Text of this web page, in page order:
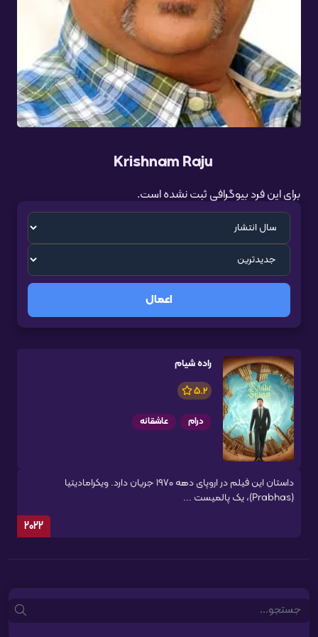
Krishnam Raju
برای این فرد بیوگرافی ثبت نشده است.
اعمال
راده شیام
5.2
درام عاشقانه
داستان این فیلم در اروپای دهه ۱۹۷۰ جریان دارد. ویکرامادیتیا
(Prabhas)، یک پالمیست ...
2022
Search